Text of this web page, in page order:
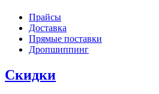
Прайсы
Доставка
Прямые поставки
Дропшиппинг
Скидки